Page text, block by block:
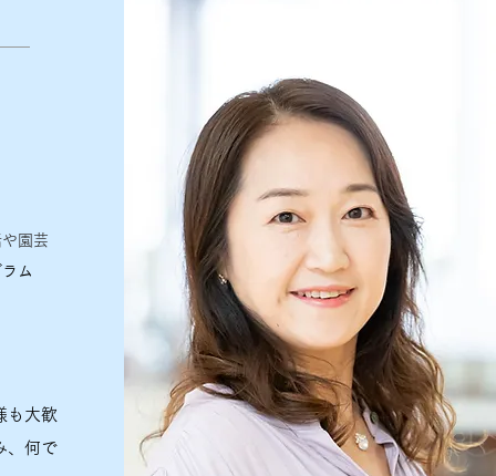
園芸​
ム
も大歓
、何で